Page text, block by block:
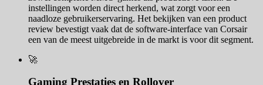
instellingen worden direct herkend, wat zorgt voor een
naadloze gebruikerservaring. Het bekijken van een product
review bevestigt vaak dat de software-interface van Corsair
een van de meest uitgebreide in de markt is voor dit segment.
🚀
Gaming Prestaties en Rollover